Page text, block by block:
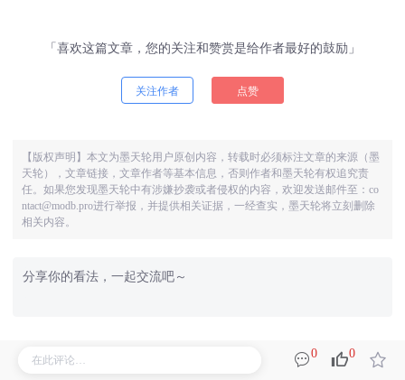
「喜欢这篇文章，您的关注和赞赏是给作者最好的鼓励」
关注作者 点赞
【版权声明】本文为墨天轮用户原创内容，转载时必须标注文章的来源（墨
天轮），文章链接，文章作者等基本信息，否则作者和墨天轮有权追究责
任。如果您发现墨天轮中有涉嫌抄袭或者侵权的内容，欢迎发送邮件至：co
ntact@modb.pro进行举报，并提供相关证据，一经查实，墨天轮将立刻删除
相关内容。
0 0